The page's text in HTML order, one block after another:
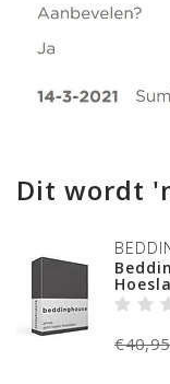
Dit wordt
€40,95